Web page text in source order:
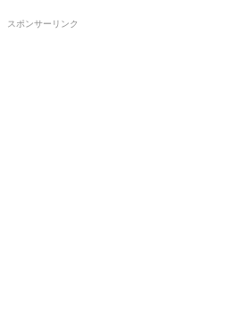
スポンサーリンク